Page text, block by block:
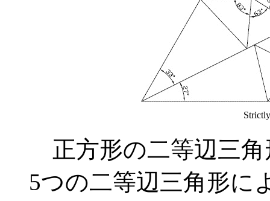
正方形の二等辺三
5つの二等辺三角形に